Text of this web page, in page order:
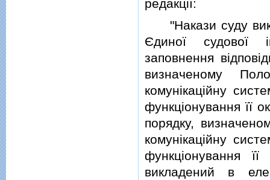
редакцiї:
"Накази суду
Єдиної судової
заповнення
визначеному
комунiкацiйну
функцiонування її
порядку,
комунiкацiйну
функцiонування
викладений в